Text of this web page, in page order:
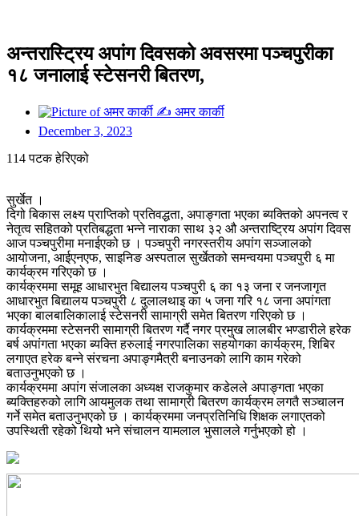
अन्तरास्ट्रिय अपांग दिवसको अवसरमा पञ्चपुरीका
१८ जनालाई स्टेसनरी बितरण,
✍ अमर कार्की
December 3, 2023
114 पटक हेरिएको
सुर्खेत ।
दिगो बिकास लक्ष्य प्राप्तिको प्रतिवद्धता, अपाङ्गता भएका ब्यक्तिको अपनत्व र
नेतृत्व सहितको प्रतिबद्धता भन्ने नाराका साथ ३२ औ अन्तराष्ट्रिय अपांग दिवस
आज पञ्चपुरीमा मनाईएको छ । पञ्चपुरी नगरस्तरीय अपांग सञ्जालको
आयोजना, आईएनएफ, साइनिङ अस्पताल सुर्खेतको समन्वयमा पञ्चपुरी ६ मा
कार्यक्रम गरिएको छ ।
कार्यक्रममा समूह आधारभुत बिद्यालय पञ्चपुरी ६ का १३ जना र जनजागृत
आधारभुत बिद्यालय पञ्चपुरी ८ दुलालथाइ का ५ जना गरि १८ जना अपांगता
भएका बालबालिकालाई स्टेसनरी सामाग्री समेत बितरण गरिएको छ ।
कार्यक्रममा स्टेसनरी सामाग्री बितरण गर्दै नगर प्रमुख लालबीर भण्डारीले हरेक
बर्ष अपांगता भएका ब्यक्ति हरुलाई नगरपालिका सहयोगका कार्यक्रम, शिबिर
लगाएत हरेक बन्ने संरचना अपाङ्गमैत्री बनाउनको लागि काम गरेको
बताउनुभएको छ ।
कार्यक्रममा अपांग संजालका अध्यक्ष राजकुमार कडेलले अपाङ्गता भएका
ब्यक्तिहरुको लागि आयमुलक तथा सामाग्री बितरण कार्यक्रम लगतै सञ्चालन
गर्ने समेत बताउनुभएको छ । कार्यक्रममा जनप्रतिनिधि शिक्षक लगाएतको
उपस्थिती रहेको थियोे भने संचालन यामलाल भुसालले गर्नुभएको हो ।